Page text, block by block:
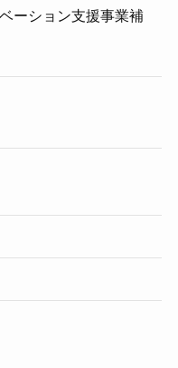
ーション支援事業補